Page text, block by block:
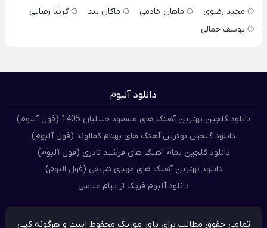
مجید رضوی
ماهان خادمی ماکان بند
گرشا رضایی
یوسف جمالی
دانلود آلبوم
دانلود گلچین بهترین آهنگ های مسعود جلیلیان 1405 (فول آلبوم)
دانلود گلچین بهترین آهنگ های بهنام کمالوند (فول آلبوم)
دانلود گلچین تمام آهنگ های فرشید نادری (فول آلبوم)
دانلود بهترین آهنگ های مهدی شریفی (فول البوم)
دانلود آلبوم فریک از پیام عباسی
تمامی حقوق مطالب برای پاور موزیک محفوظ است و هرگونه کپی